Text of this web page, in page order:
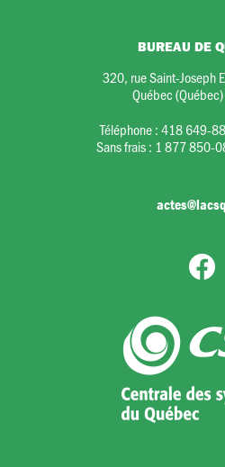
BUREAU DE
320, rue Saint-Joseph
Québec
Téléphone :418 649-
Sans frais : 1 877 850-